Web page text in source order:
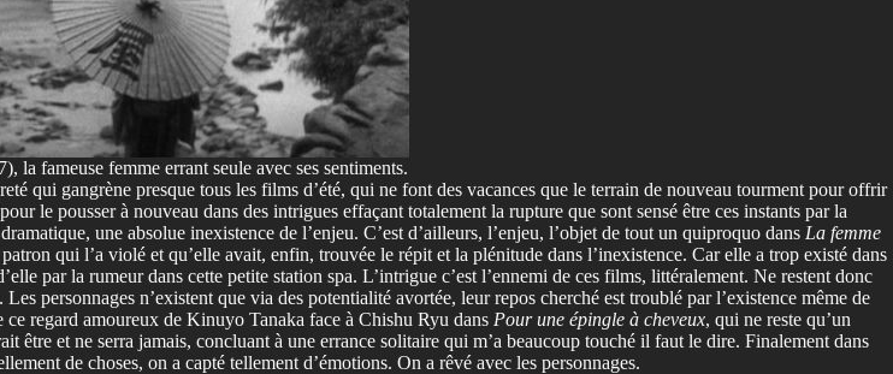
la fameuse femme errant seule avec ses sentiments.
qui gangrène presque tous les films d’été, qui ne font des vacances que le terrain de nouveau tourment pour offrir
le pousser à nouveau dans des intrigues effaçant totalement la rupture que sont sensé être ces instants par la
une absolue inexistence de l’enjeu. C’est d’ailleurs, l’enjeu, l’objet de tout un quiproquo dans La femme
qui l’a violé et qu’elle avait, enfin, trouvée le répit et la plénitude dans l’inexistence. Car elle a trop existé dans
par la rumeur dans cette petite station spa. L’intrigue c’est l’ennemi de ces films, littéralement. Ne restent donc
personnages n’existent que via des potentialité avortée, leur repos cherché est troublé par l’existence même de
regard amoureux de Kinuyo Tanaka face à Chishu Ryu dans Pour une épingle à cheveux, qui ne reste qu’un
et ne serra jamais, concluant à une errance solitaire qui m’a beaucoup touché il faut le dire. Finalement dans
de choses, on a capté tellement d’émotions. On a rêvé avec les personnages.